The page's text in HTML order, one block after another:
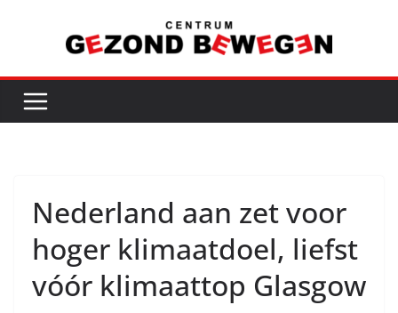
inhoud
Nederland aan zet voor
hoger klimaatdoel, liefst
vóór klimaattop Glasgow